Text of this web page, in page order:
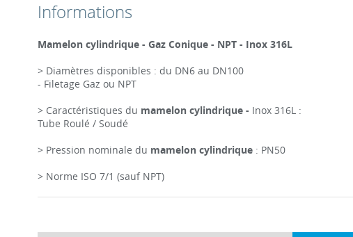
Informations
Mamelon cylindrique - Gaz Conique - NPT - Inox 316L
> Diamètres disponibles : du DN6 au DN100
- Filetage Gaz ou NPT
> Caractéristiques du mamelon cylindrique - Inox 316L :
Tube Roulé / Soudé
> Pression nominale du mamelon cylindrique: PN50
> Norme ISO 7/1 (sauf NPT)